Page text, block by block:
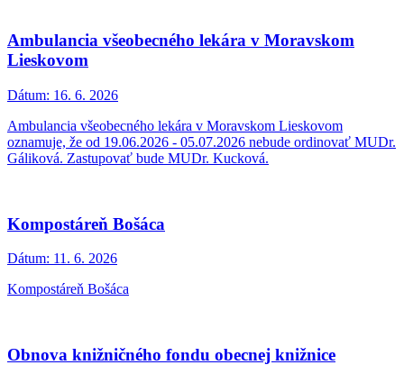
Ambulancia všeobecného lekára v Moravskom
Lieskovom
Dátum: 16. 6. 2026
Ambulancia všeobecného lekára v Moravskom Lieskovom
oznamuje, že od 19.06.2026 - 05.07.2026 nebude ordinovať MUDr.
Gáliková. Zastupovať bude MUDr. Kucková.
Kompostáreň Bošáca
Dátum: 11. 6. 2026
Kompostáreň Bošáca
Obnova knižničného fondu obecnej knižnice